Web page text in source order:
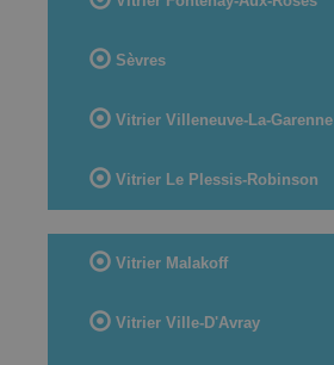
Sèvres
Vitrier Villeneuve-La-Garenne
Vitrier Le Plessis-Robinson
Vitrier Malakoff
Vitrier Ville-D'Avray